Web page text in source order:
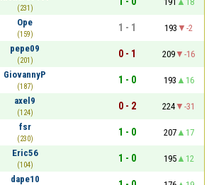
(231)
Ope
(159)
1 - 1 193
-2
pepe09
(201)
0 - 1 209
-16
GiovannyP
(187)
1 - 0 193
16
axel9
(124)
0 - 2 224
-31
fsr
(230)
1 - 0 207
17
Eric56
(104)
1 - 0 195
12
dape10